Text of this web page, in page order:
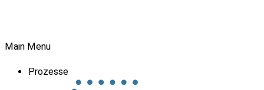
Main Menu
Prozesse